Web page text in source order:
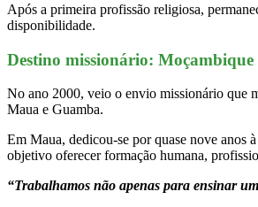
Após a primeira profissão religiosa,
disponibilidade.
Destino missionário: Moçambique
No ano 2000, veio o envio missionário que
Maua e Guamba.
Em Maua, dedicou-se por quase nove anos
objetivo oferecer formação humana,
“Trabalhamos não apenas para ensinar